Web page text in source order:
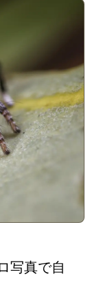
写真で自